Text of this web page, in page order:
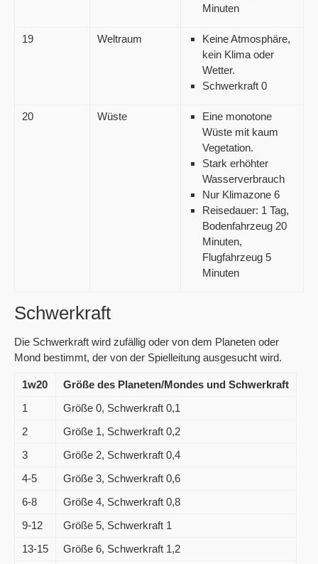
Minuten
19 Weltraum
Keine Atmosphäre,
kein Klima oder
Wetter.
Schwerkraft 0
20 Wüste
Eine monotone
Wüste mit kaum
Vegetation.
Stark erhöhter
Wasserverbrauch
Nur Klimazone 6
Reisedauer: 1 Tag,
Bodenfahrzeug 20
Minuten,
Flugfahrzeug 5
Minuten
Schwerkraft
Die Schwerkraft wird zufällig oder von dem Planeten oder
Mond bestimmt, der von der Spielleitung ausgesucht wird.
1w20
Größe des Planeten/Mondes und Schwerkraft
1
Größe 0, Schwerkraft 0,1
2
Größe 1, Schwerkraft 0,2
3
Größe 2, Schwerkraft 0,4
4-5
Größe 3, Schwerkraft 0,6
6-8
Größe 4, Schwerkraft 0,8
9-12
Größe 5, Schwerkraft 1
13-15
Größe 6, Schwerkraft 1,2